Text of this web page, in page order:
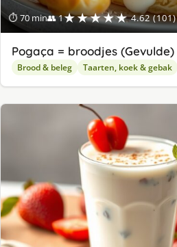
⏱ 70 min👥 1★★★★★ 4.62 (101)
Pogaça = broodjes (Gevulde)
Brood & beleg Taarten, koek & gebak